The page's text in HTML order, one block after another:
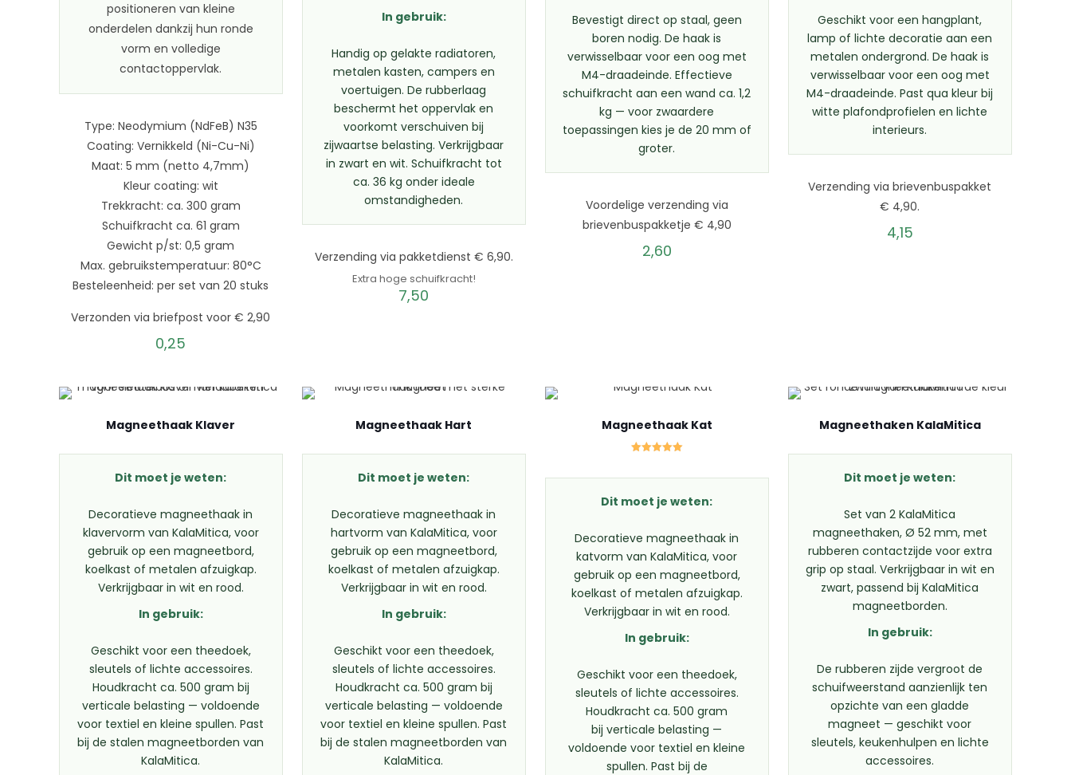
positioneren van kleine
onderdelen dankzij hun ronde
vorm en volledige
contactoppervlak.
Type: Neodymium (NdFeB) N35
Coating: Vernikkeld (Ni-Cu-Ni)
Maat: 5 mm (netto 4,7mm)
Kleur coating: wit
Trekkracht: ca. 300 gram
Schuifkracht ca. 61 gram
Gewicht p/st: 0,5 gram
Max. gebruikstemperatuur: 80°C
Besteleenheid: per set van 20 stuks
Verzonden via briefpost voor € 2,90
0,25
In gebruik:
Handig op gelakte radiatoren,
metalen kasten, campers en
voertuigen. De rubberlaag
beschermt het oppervlak en
voorkomt verschuiven bij
zijwaartse belasting. Verkrijgbaar
in zwart en wit. Schuifkracht tot
ca. 36 kg onder ideale
omstandigheden.
Verzending via pakketdienst € 6,90.
Extra hoge schuifkracht!
7,50
Bevestigt direct op staal, geen
boren nodig. De haak is
verwisselbaar voor een oog met
M4-draadeinde. Effectieve
schuifkracht aan een wand ca. 1,2
kg — voor zwaardere
toepassingen kies je de 20 mm of
groter.
Voordelige verzending via
brievenbuspakketje € 4,90
2,60
Geschikt voor een hangplant,
lamp of lichte decoratie aan een
metalen ondergrond. De haak is
verwisselbaar voor een oog met
M4-draadeinde. Past qua kleur bij
witte plafondprofielen en lichte
interieurs.
Verzending via brievenbuspakket
€ 4,90.
4,15
Magneethaak Klaver
Dit moet je weten:
Decoratieve magneethaak in
klavervorm van KalaMitica, voor
gebruik op een magneetbord,
koelkast of metalen afzuigkap.
Verkrijgbaar in wit en rood.
In gebruik:
Geschikt voor een theedoek,
sleutels of lichte accessoires.
Houdkracht ca. 500 gram bij
verticale belasting — voldoende
voor textiel en kleine spullen. Past
bij de stalen magneetborden van
KalaMitica.
Magneethaak Hart
Dit moet je weten:
Decoratieve magneethaak in
hartvorm van KalaMitica, voor
gebruik op een magneetbord,
koelkast of metalen afzuigkap.
Verkrijgbaar in wit en rood.
In gebruik:
Geschikt voor een theedoek,
sleutels of lichte accessoires.
Houdkracht ca. 500 gram bij
verticale belasting — voldoende
voor textiel en kleine spullen. Past
bij de stalen magneetborden van
KalaMitica.
Magneethaak Kat
uit 5
Dit moet je weten:
Decoratieve magneethaak in
katvorm van KalaMitica, voor
gebruik op een magneetbord,
koelkast of metalen afzuigkap.
Verkrijgbaar in wit en rood.
In gebruik:
Geschikt voor een theedoek,
sleutels of lichte accessoires.
Houdkracht ca. 500 gram
bij verticale belasting —
voldoende voor textiel en kleine
spullen. Past bij de
Magneethaken KalaMitica
Dit moet je weten:
Set van 2 KalaMitica
magneethaken, Ø 52 mm, met
rubberen contactzijde voor extra
grip op staal. Verkrijgbaar in wit en
zwart, passend bij KalaMitica
magneetborden.
In gebruik:
De rubberen zijde vergroot de
schuifweerstand aanzienlijk ten
opzichte van een gladde
magneet — geschikt voor
sleutels, keukenhulpen en lichte
accessoires.